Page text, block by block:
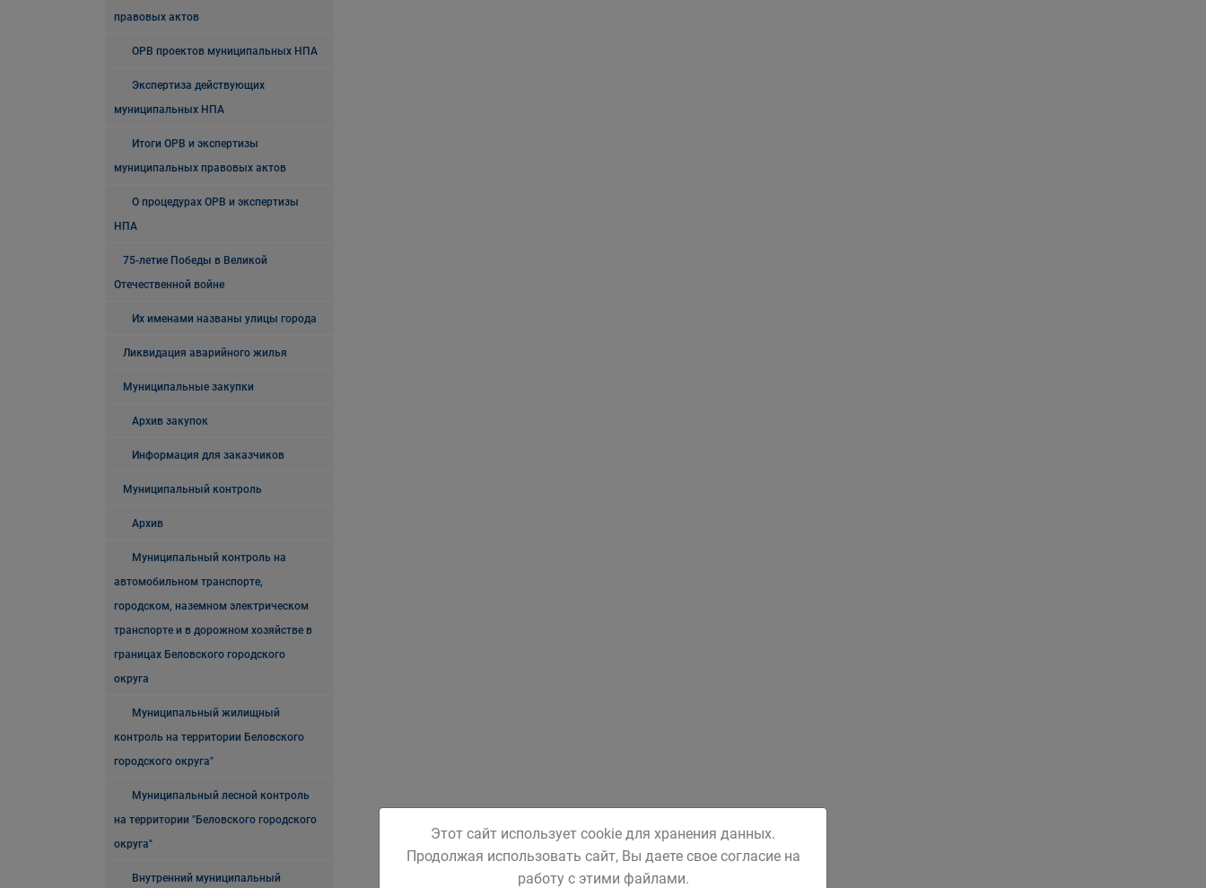
правовых актов
ОРВ проектов муниципальных НПА
Экспертиза действующих
муниципальных НПА
Итоги ОРВ и экспертизы
муниципальных правовых актов
О процедурах ОРВ и экспертизы
НПА
75-летие Победы в Великой
Отечественной войне
Их именами названы улицы города
Ликвидация аварийного жилья
Муниципальные закупки
Архив закупок
Информация для заказчиков
Муниципальный контроль
Архив
Муниципальный контроль на
автомобильном транспорте,
городском, наземном электрическом
транспорте и в дорожном хозяйстве в
границах Беловского городского
округа
Муниципальный жилищный
контроль на территории Беловского
городского округа"
Муниципальный лесной контроль
на территории "Беловского городского
округа"
Внутренний муниципальный
Этот сайт использует cookie для хранения данных.
Продолжая использовать сайт, Вы даете свое согласие на
работу с этими файлами.